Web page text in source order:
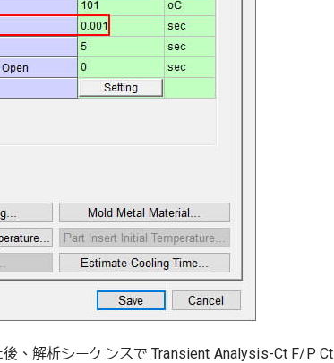
、解析シーケンスで Transient Analysis-Ct F/P Ct